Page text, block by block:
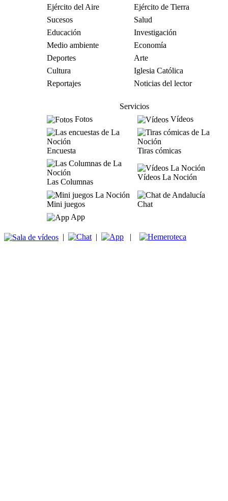
Ejército del Aire
Ejército de Tierra
Sucesos
Salud
Educación
Investigación
Medio ambiente
Economía
Deportes
Arte
Cultura
Iglesia Católica
Reportajes
Noticias del lector
Servicios
Fotos
Vídeos
Encuesta Tiras cómicas
Las Columnas
Vídeos La Noción
Mini juegos
Chat
App
| | |